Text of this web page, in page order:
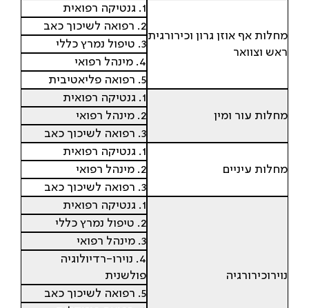
מחלות אף אוזן גרון וכירורגית
ראש וצוואר
1. גנטיקה רפואית
2. רפואה לשיכוך כאב
3. טיפול נמרץ כללי
4. מינהל רפואי
5. רפואה פליאטיבית
מחלות עור ומין
1. גנטיקה רפואית
2. מינהל רפואי
3. רפואה לשיכוך כאב
מחלות עיניים
1. גנטיקה רפואית
2. מינהל רפואי
3. רפואה לשיכוך כאב
נוירוכירורגיה
1. גנטיקה רפואית
2. טיפול נמרץ כללי
3. מינהל רפואי
4. נוירו-רדיולוגיה
פולשנית
5. רפואה לשיכוך כאב